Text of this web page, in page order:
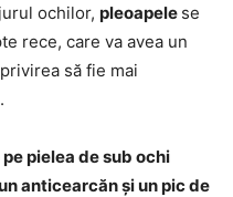
ochilor, pleoapele se
rece, care va avea un
să fie mai
pielea de sub ochi
anticearcăn și un pic de